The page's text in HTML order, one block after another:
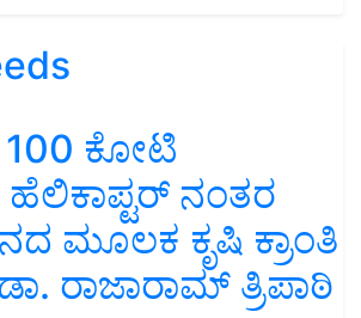
ಕೋಟಿ
ನಂತರ
ಮೂಲಕ ಕೃಷಿ ಕ್ರಾಂತಿ
ರಾಜಾರಾಮ್ ತ್ರಿಪಾಠಿ